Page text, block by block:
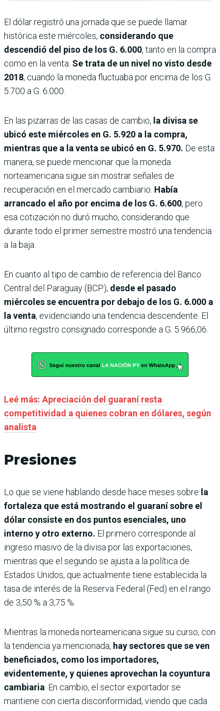
El dólar registró una jornada que se puede llamar
histórica este miércoles, considerando que
descendió del piso de los G. 6.000, tanto en la compra
como en la venta. Se trata de un nivel no visto desde
2018, cuando la moneda fluctuaba por encima de los G.
5.700 a G. 6.000.
En las pizarras de las casas de cambio, la divisa se
ubicó este miércoles en G. 5.920 a la compra,
mientras que a la venta se ubicó en G. 5.970. De esta
manera, se puede mencionar que la moneda
norteamericana sigue sin mostrar señales de
recuperación en el mercado cambiario. Había
arrancado el año por encima de los G. 6.600, pero
esa cotización no duró mucho, considerando que
durante todo el primer semestre mostró una tendencia
a la baja.
En cuanto al tipo de cambio de referencia del Banco
Central del Paraguay (BCP), desde el pasado
miércoles se encuentra por debajo de los G. 6.000 a
la venta, evidenciando una tendencia descendente. El
último registro consignado corresponde a G. 5.966,06.
Leé más: Apreciación del guaraní resta
competitividad a quienes cobran en dólares, según
analista
Presiones
Lo que se viene hablando desde hace meses sobre la
fortaleza que está mostrando el guaraní sobre el
dólar consiste en dos puntos esenciales, uno
interno y otro externo. El primero corresponde al
ingreso masivo de la divisa por las exportaciones,
mientras que el segundo se ajusta a la política de
Estados Unidos, que actualmente tiene establecida la
tasa de interés de la Reserva Federal (Fed) en el rango
de 3,50 % a 3,75 %.
Mientras la moneda norteamericana sigue su curso, con
la tendencia ya mencionada, hay sectores que se ven
beneficiados, como los importadores,
evidentemente, y quienes aprovechan la coyuntura
cambiaria . En cambio, el sector exportador se
mantiene con cierta disconformidad, viendo que cada